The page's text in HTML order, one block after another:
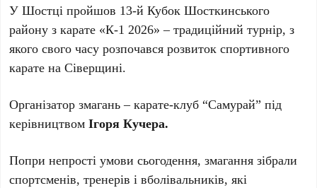
У Шостці пройшов 13-й Кубок Шосткинського
району з карате «К-1 2026» – традиційний турнір, з
якого свого часу розпочався розвиток спортивного
карате на Сіверщині.
Організатор змагань – карате-клуб “Самурай” під
керівництвомІгоря Кучера.
Попри непрості умови сьогодення, змагання зібрали
спортсменів, тренерів і вболівальників, які